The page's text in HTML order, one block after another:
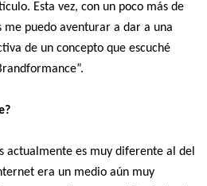
Esta vez, con un poco más de
me puedo aventurar a dar a una
de un concepto que escuché
actualmente es muy diferente al del
era un medio aún muy